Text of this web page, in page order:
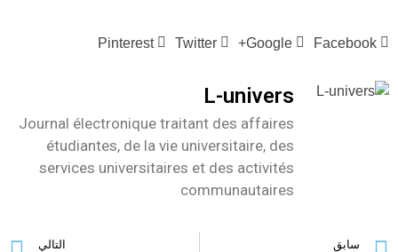
Facebook
Google+
Twitter
Pinterest
L-univers
Journal électronique traitant des affaires
étudiantes, de la vie universitaire, des
services universitaires et des activités
communautaires
سابق التالي